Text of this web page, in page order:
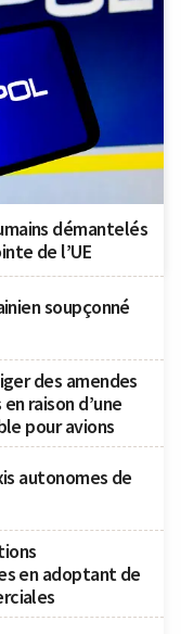
démantelés
de l’UE
soupçonné
des amendes
raison d’une
pour avions
autonomes de
en adoptant de